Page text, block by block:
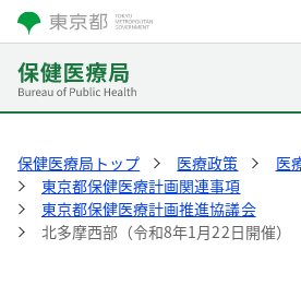
保健医療局トップ 医療政策
医
東京都保健医療計画関連事項
東京都保健医療計画推進協議会
北多摩西部（令和8年1月22日開催）